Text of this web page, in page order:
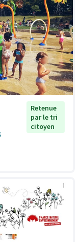
Retenue
par le tri
citoyen